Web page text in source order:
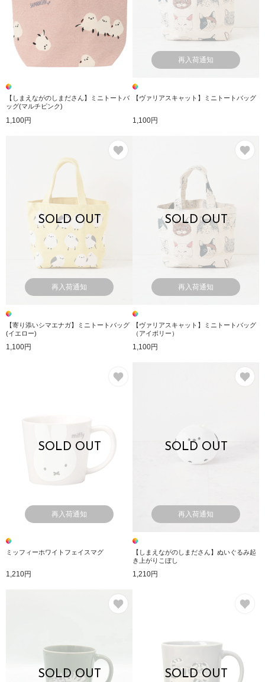
【しまえながのしまださん】ミニトートバ
ッグ(マルチピンク)
1,100円
再入荷通知
【ヴァリアスキャット】ミニトートバッグ
1,100円
SOLD OUT
再入荷通知
【寄り添いシマエナガ】ミニトートバッグ
(イエロー)
1,100円
SOLD OUT
再入荷通知
【ヴァリアスキャット】ミニトートバッグ
（アイボリー）
1,100円
SOLD OUT
再入荷通知
ミッフィーホワイトフェイスマグ
1,210円
SOLD OUT
再入荷通知
【しまえながのしまださん】ぬいぐるみ起
き上がりこぼし
1,210円
SOLD OUT SOLD OUT